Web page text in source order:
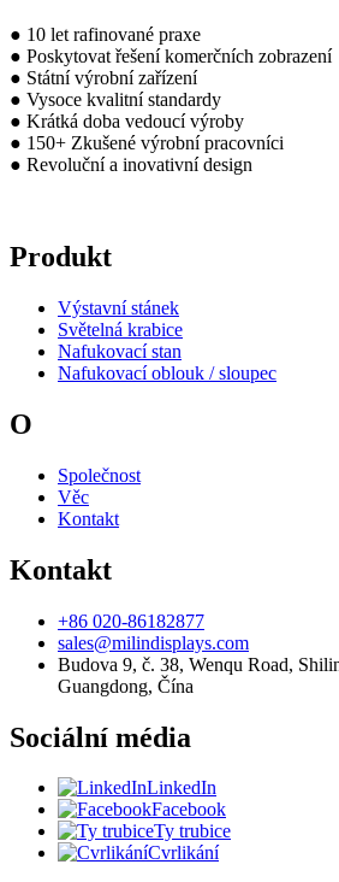
● 10 let rafinované praxe
● Poskytovat řešení komerčních zobrazení
● Státní výrobní zařízení
● Vysoce kvalitní standardy
● Krátká doba vedoucí výroby
● 150+ Zkušené výrobní pracovníci
● Revoluční a inovativní design
Produkt
Výstavní stánek
Světelná krabice
Nafukovací stan
Nafukovací oblouk / sloupec
O
Společnost
Věc
Kontakt
Kontakt
+86 020-86182877
sales@milindisplays.com
Budova 9, č. 38, Wenqu Road,
Guangdong, Čína
Sociální média
LinkedIn
Facebook
Ty trubice
Cvrlikání